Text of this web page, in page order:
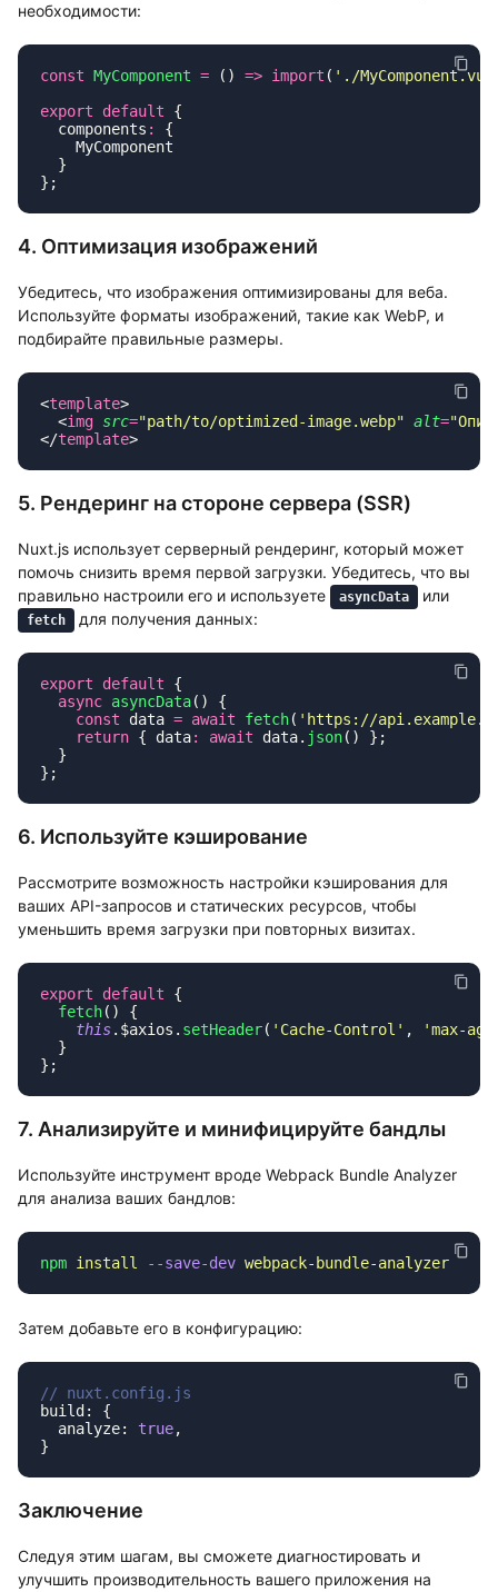
необходимости:
const MyComponent = () => import ( ' ./MyComponent.vue
export default
  components
:
4. Оптимизация изображений
Убедитесь, что изображения оптимизированы для веба.
Используйте форматы изображений, такие как WebP, и
подбирайте правильные размеры.
<template
  <
img src="path/to/optimized-image.webp" alt="
</template
5. Рендеринг на стороне сервера (SSR)
Nuxt.js использует серверный рендеринг, который может
помочь снизить время первой загрузки. Убедитесь, что вы
правильно настроили его и используете
asyncData или
fetch для получения данных:
export default
  async
asyncData
    const
data = await fetch( ' https://
    return
{ data: await data. json
6. Используйте кэширование
Рассмотрите возможность настройки кэширования для
ваших API-запросов и статических ресурсов, чтобы
уменьшить время загрузки при повторных визитах.
export default
  fetch
    this
.$axios. setHeader( ' Cache-Control ' , 'max-
7. Анализируйте и минифицируйте бандлы
Используйте инструмент вроде Webpack Bundle Analyzer
для анализа ваших бандлов:
npm install --save-dev
Затем добавьте его в конфигурацию:
  analyze:
true
Заключение
Следуя этим шагам, вы сможете диагностировать и
улучшить производительность вашего приложения на